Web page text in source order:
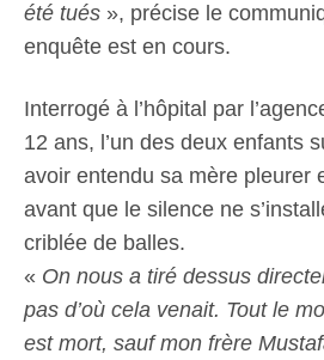
été tués », précise le
enquête est en cours.
Interrogé à l’hôpital par
12 ans, l’un des deux enfants
avoir entendu sa mère pleurer
avant que le silence ne
criblée de balles.
« On nous a tiré dessus
pas d’où cela venait. Tout le
est mort, sauf mon frère